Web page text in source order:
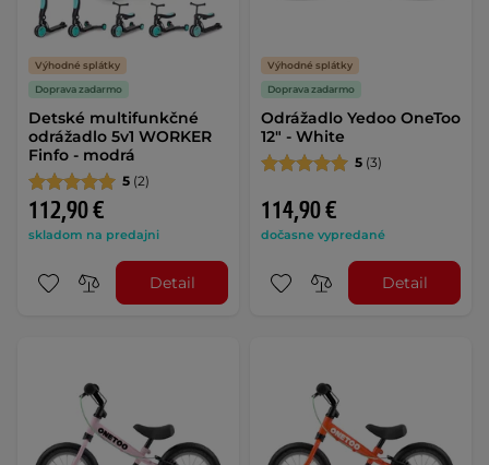
Výhodné splátky
Doprava zadarmo
Detské multifunkčné
odrážadlo 5v1 WORKER
Finfo - modrá
5 (2)
112,90 €
skladom na predajni
Detail
Výhodné splátky
Doprava zadarmo
Odrážadlo Yedoo OneToo
12" - White
5 (3)
114,90 €
dočasne vypredané
Detail